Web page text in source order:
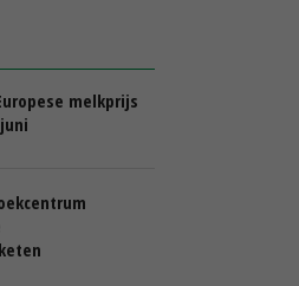
melkprijs